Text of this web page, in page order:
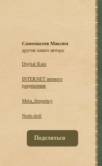
Самохвалов Максим
другие книги автора:
Digital Rain
INTERNET низкого
pазpешения
Meta_frequency
Node-doll
Поделиться